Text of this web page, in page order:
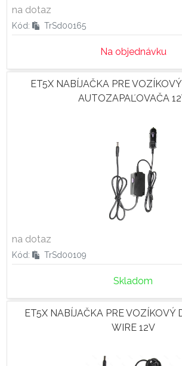
na dotaz
Kód: TrSd00165
Na objednávku
ET5X NABÍJAČKA PRE
AUTOZAPAĽOVAČA
na dotaz
Kód: TrSd00109
Skladom
ET5X NABÍJAČKA PRE VOZÍKOVÝ
WIRE 12V